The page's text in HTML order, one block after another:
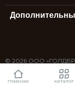
© 2026 ООО
StexSoft
главная каталог